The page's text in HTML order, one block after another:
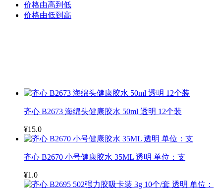
价格由高到低
价格由低到高
齐心 B2673 海绵头健康胶水 50ml 透明 12个装
¥15.0
齐心 B2670 小号健康胶水 35ML 透明 单位：支
¥1.0